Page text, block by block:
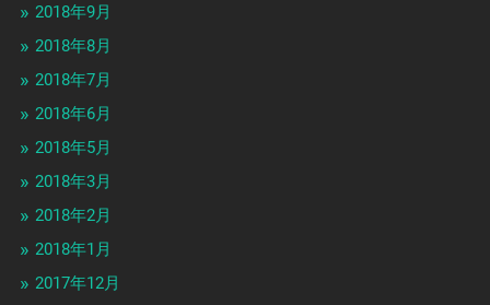
2018年9月
2018年8月
2018年7月
2018年6月
2018年5月
2018年3月
2018年2月
2018年1月
2017年12月